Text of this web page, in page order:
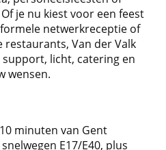
je nu kiest voor een feest
netwerkreceptie of
restaurants, Van der Valk
licht, catering en
wensen.
minuten van Gent
E17/E40, plus